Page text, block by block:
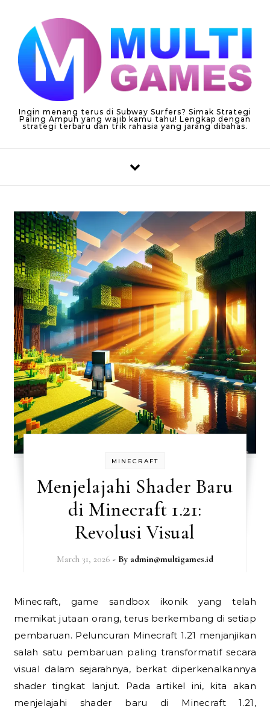
Ingin menang terus di Subway Surfers? Simak Strategi
Paling Ampuh yang wajib kamu tahu! Lengkap dengan
strategi terbaru dan trik rahasia yang jarang dibahas.
MINECRAFT
Menjelajahi Shader Baru
di Minecraft 1.21:
Revolusi Visual
March 31, 2026 - By admin@multigames.id
Minecraft, game sandbox ikonik yang telah
memikat jutaan orang, terus berkembang di setiap
pembaruan. Peluncuran Minecraft 1.21 menjanjikan
salah satu pembaruan paling transformatif secara
visual dalam sejarahnya, berkat diperkenalkannya
shader tingkat lanjut. Pada artikel ini, kita akan
menjelajahi shader baru di Minecraft 1.21,